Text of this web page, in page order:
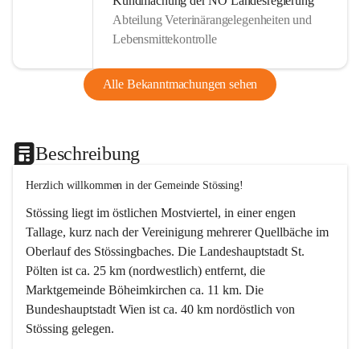
Abteilung Veterinärangelegenheiten und
Lebensmittekontrolle
Alle Bekanntmachungen sehen
Beschreibung
Herzlich willkommen in der Gemeinde Stössing!
Stössing liegt im östlichen Mostviertel, in einer engen
Tallage, kurz nach der Vereinigung mehrerer Quellbäche im
Oberlauf des Stössingbaches. Die Landeshauptstadt St.
Pölten ist ca. 25 km (nordwestlich) entfernt, die
Marktgemeinde Böheimkirchen ca. 11 km. Die
Bundeshauptstadt Wien ist ca. 40 km nordöstlich von
Stössing gelegen.